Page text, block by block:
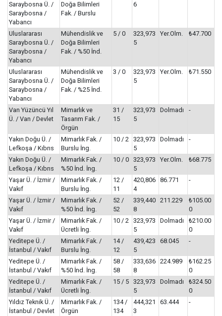
Saraybosna Ü. /
Saraybosna /
Yabancı
Doğa Bilimleri
Fak. / Burslu
6
Uluslararası
Saraybosna Ü. /
Saraybosna /
Yabancı
Mühendislik ve
Doğa Bilimleri
Fak. / %50 İnd.
5 / 0
323,973
5
Yer.Olm. ₺47.700
Uluslararası
Saraybosna Ü. /
Saraybosna /
Yabancı
Mühendislik ve
Doğa Bilimleri
Fak. / %25 İnd.
3 / 0
323,973
5
Yer.Olm. ₺71.550
Van Yüzüncü Yıl
Ü. / Van / Devlet
Mimarlık ve
Tasarım Fak. /
Örgün
31 /
15
323,973
5
Dolmadı -
Yakın Doğu Ü. /
Lefkoşa / Kıbrıs
Mimarlık Fak. /
Burslu İng.
10 / 2 323,973
5
Dolmadı -
Yakın Doğu Ü. /
Lefkoşa / Kıbrıs
Mimarlık Fak. /
%50 İnd. İng.
10 / 0 323,973
5
Yer.Olm. ₺68.775
Yaşar Ü. / İzmir /
Vakıf
Mimarlık Fak. /
Burslu İng.
12 /
11
420,806
4
86.771 -
Yaşar Ü. / İzmir /
Vakıf
Mimarlık Fak. /
%50 İnd. İng.
52 /
52
339,440
8
211.229
₺105.00
0
Yaşar Ü. / İzmir /
Vakıf
Mimarlık Fak. /
Ücretli İng.
10 / 2 323,973
5
Dolmadı
₺210.00
0
Yeditepe Ü. /
İstanbul / Vakıf
Mimarlık Fak. /
Burslu İng.
14 /
12
439,423
5
68.045 -
Yeditepe Ü. /
İstanbul / Vakıf
Mimarlık Fak. /
%50 İnd. İng.
58 /
58
333,636
8
224.989
₺162.25
0
Yeditepe Ü. /
İstanbul / Vakıf
Mimarlık Fak. /
Ücretli İng.
15 / 5 323,973
5
Dolmadı
₺324.50
0
Yıldız Teknik Ü. /
İstanbul / Devlet
Mimarlık Fak. /
Örgün
134 /
134
444,321
3
63.444 -